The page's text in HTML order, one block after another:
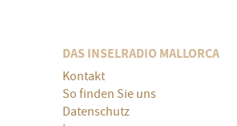
DAS INSELRADIO MALLORCA
Kontakt
So finden Sie uns
Datenschutz